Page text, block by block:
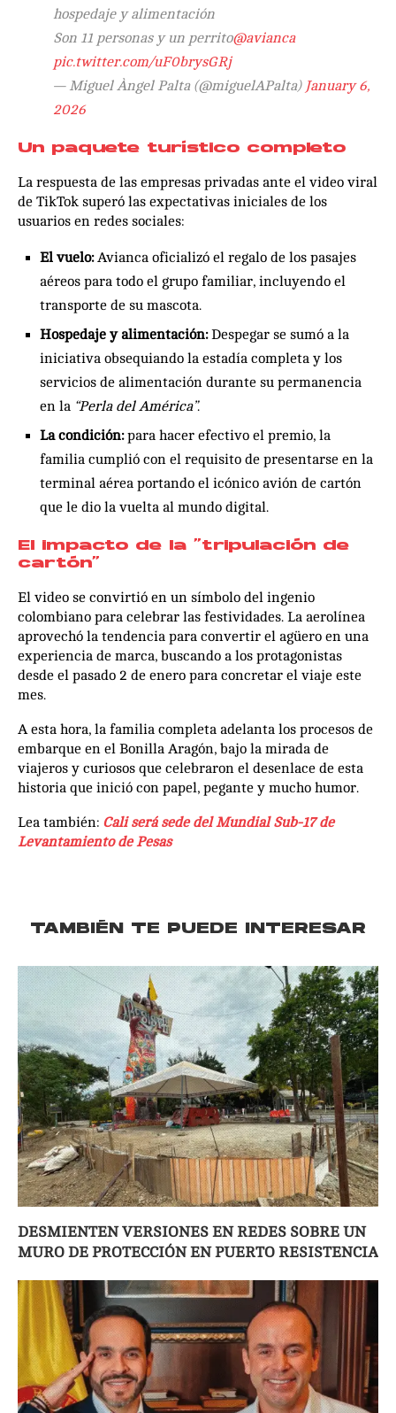
hospedaje y alimentación
Son 11 personas y un perrito@avianca
pic.twitter.com/uF0brysGRj
— Miguel Àngel Palta (@miguelAPalta) January 6,
2026
Un paquete turístico completo
La respuesta de las empresas privadas ante el video viral
de TikTok superó las expectativas iniciales de los
usuarios en redes sociales:
El vuelo:Avianca oficializó el regalo de los pasajes
aéreos para todo el grupo familiar, incluyendo el
transporte de su mascota.
Hospedaje y alimentación:Despegar se sumó a la
iniciativa obsequiando la estadía completa y los
servicios de alimentación durante su permanencia
en la “Perla del América”.
La condición:para hacer efectivo el premio, la
familia cumplió con el requisito de presentarse en la
terminal aérea portando el icónico avión de cartón
que le dio la vuelta al mundo digital.
El impacto de la “tripulación de
cartón”
El video se convirtió en un símbolo del ingenio
colombiano para celebrar las festividades. La aerolínea
aprovechó la tendencia para convertir el agüero en una
experiencia de marca, buscando a los protagonistas
desde el pasado 2 de enero para concretar el viaje este
mes.
A esta hora, la familia completa adelanta los procesos de
embarque en el Bonilla Aragón, bajo la mirada de
viajeros y curiosos que celebraron el desenlace de esta
historia que inició con papel, pegante y mucho humor.
Lea también: Cali será sede del Mundial Sub-17 de
Levantamiento de Pesas
TAMBIÉN TE PUEDE INTERESAR
DESMIENTEN VERSIONES EN REDES SOBRE UN
MURO DE PROTECCIÓN EN PUERTO RESISTENCIA